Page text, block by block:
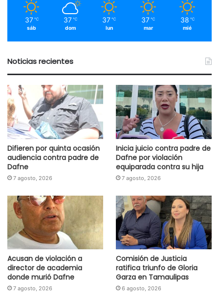
37 ℃
sáb
37 ℃
dom
37 ℃
lun
37 ℃
mar
38 ℃
mié
Noticias recientes
Difieren por quinta ocasión
audiencia contra padre de
Dafne
7 agosto, 2026
Inicia juicio contra padre de
Dafne por violación
equiparada contra su hija
7 agosto, 2026
Acusan de violación a
director de academia
donde murió Dafne
7 agosto, 2026
Comisión de Justicia
ratifica triunfo de Gloria
Garza en Tamaulipas
6 agosto, 2026